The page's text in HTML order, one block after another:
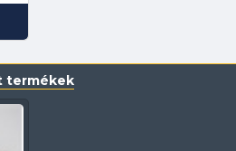
termékek